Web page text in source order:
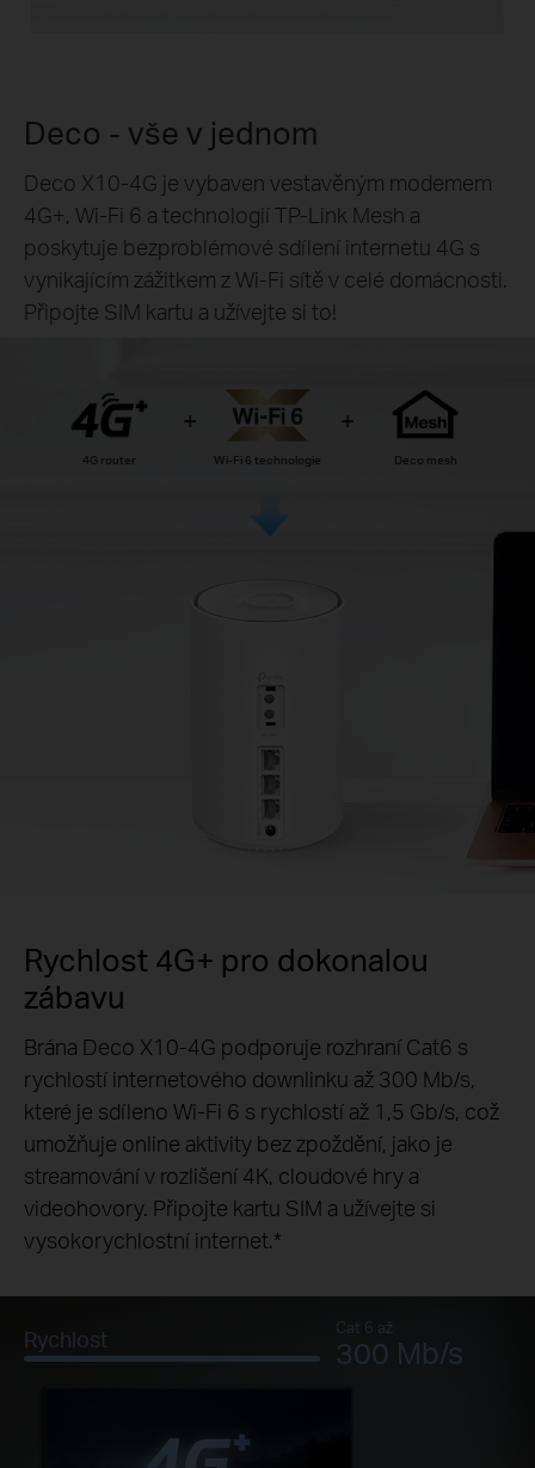
Deco - vše v jednom
Deco X10-4G je vybaven vestavěným modemem
4G+, Wi-Fi 6 a technologií TP-Link Mesh a
poskytuje bezproblémové sdílení internetu 4G s
vynikajícím zážitkem z Wi-Fi sítě v celé domácnosti.
Připojte SIM kartu a užívejte si to!
4G router Wi-Fi 6 technologie Deco mesh
Rychlost 4G+ pro dokonalou
zábavu
Brána Deco X10-4G podporuje rozhraní Cat6 s
rychlostí internetového downlinku až 300 Mb/s,
které je sdíleno Wi-Fi 6 s rychlostí až 1,5 Gb/s, což
umožňuje online aktivity bez zpoždění, jako je
streamování v rozlišení 4K, cloudové hry a
videohovory. Připojte kartu SIM a užívejte si
vysokorychlostní internet.*
Rychlost Cat 6 až
300 Mb/s